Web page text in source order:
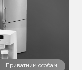
Приватним особам